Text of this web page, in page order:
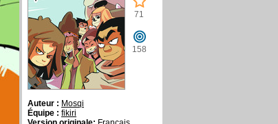
71
158
Auteur : Mosqi
Équipe : fikiri